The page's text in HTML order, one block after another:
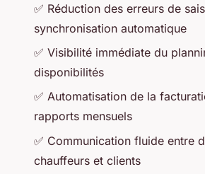
✅ Réduction des erreurs de
synchronisation automatique
✅ Visibilité immédiate du
disponibilités
✅ Automatisation de la
rapports mensuels
✅ Communication fluide entre
chauffeurs et clients